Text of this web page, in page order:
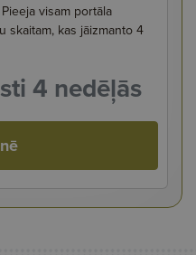
visam portāla
skaitam, kas jāizmanto 4
4 nedēļās